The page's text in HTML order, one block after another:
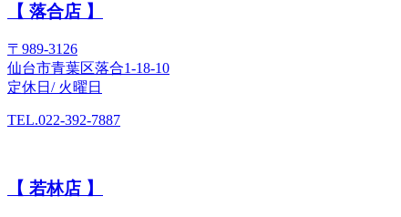
【 落合店 】
〒989-3126
仙台市青葉区落合1-18-10
定休日/ 火曜日
TEL.022-392-7887
【 若林店 】